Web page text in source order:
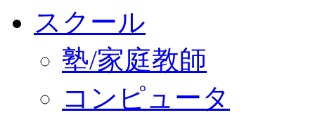
スクール
塾/家庭教師
コンピュータ